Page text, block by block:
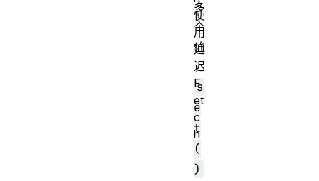
多
个
值
，
s
e
t
(
)
使
用
延
迟
F
et
c
h